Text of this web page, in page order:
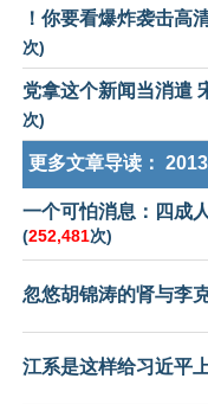
！你要看爆炸袭击高
次)
党拿这个新闻当消遣
次)
更多文章导读：
一个可怕消息：四成
(252,481次)
忽悠胡锦涛的肾与李
江系是这样给习近平